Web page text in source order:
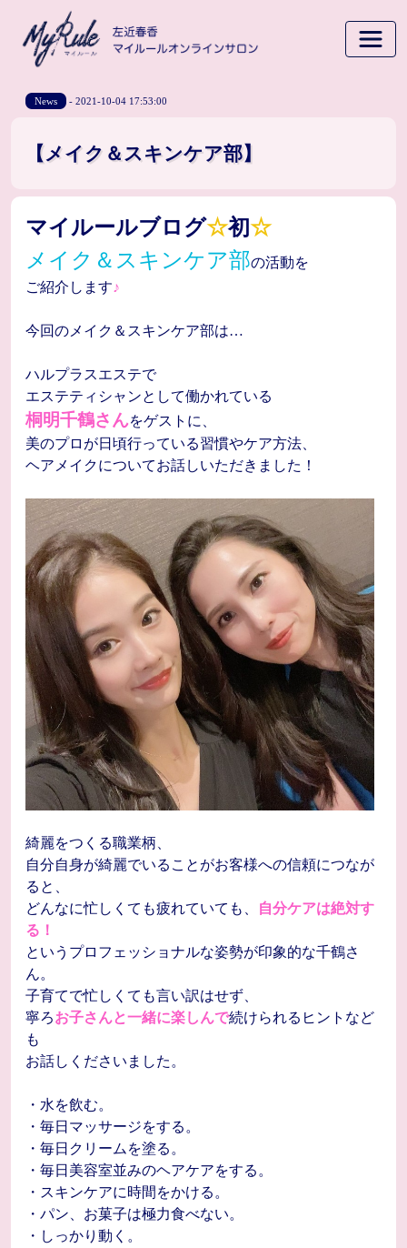
News - 2021-10-04 17:53:00
【メイク＆スキンケア部】
マイルールブログ☆初☆
メイク＆スキンケア部の活動を
ご紹介します♪
今回のメイク＆スキンケア部は…
ハルプラスエステで
エステティシャンとして働かれている
桐明千鶴さんをゲストに、
美のプロが日頃行っている習慣やケア方法、
ヘアメイクについてお話しいただきました！
綺麗をつくる職業柄、
自分自身が綺麗でいることがお客様への信頼につなが
ると、
どんなに忙しくても疲れていても、
自分ケアは絶対す
る！
というプロフェッショナルな姿勢が印象的な千鶴さ
ん。
子育てで忙しくても言い訳はせず、
寧ろお子さんと一緒に楽しんで続けられるヒントなど
も
お話しくださいました。
・水を飲む。
・毎日マッサージをする。
・毎日クリームを塗る。
・毎日美容室並みのヘアケアをする。
・スキンケアに時間をかける。
・パン、お菓子は極力食べない。
・しっかり動く。